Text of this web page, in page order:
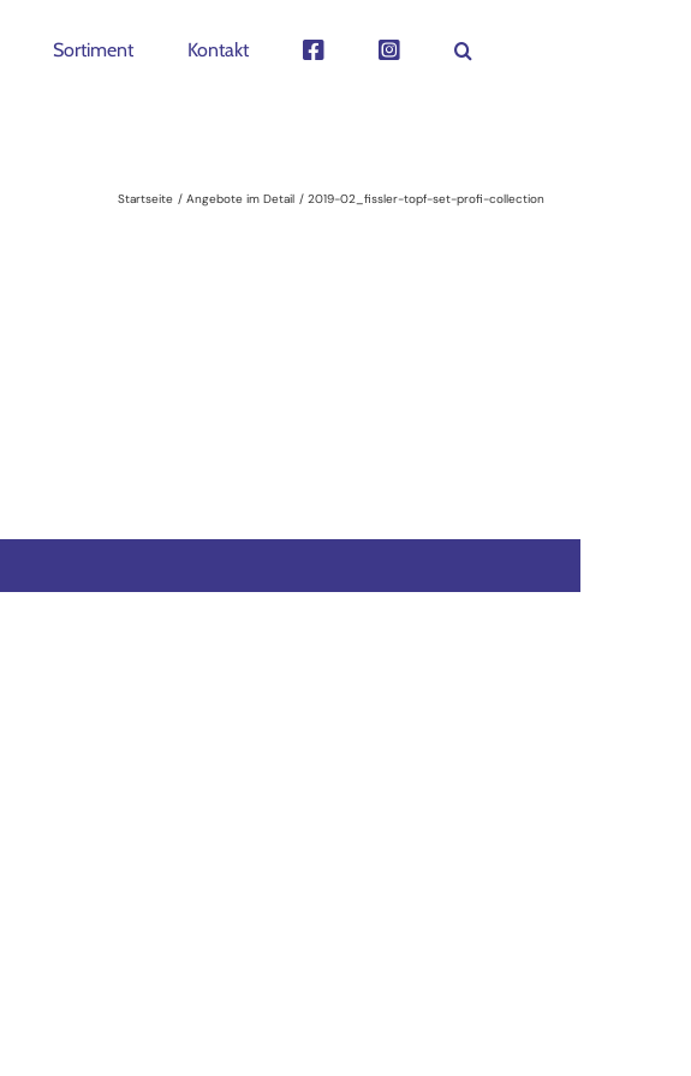
Sortiment Kontakt
Startseite Angebote im Detail 2019-02_fissler-topf-set-profi-collection